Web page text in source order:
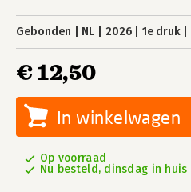
Gebonden NL 2026 1e druk
€ 12,50
In winkelwagen
Op voorraad
Nu besteld, dinsdag in huis